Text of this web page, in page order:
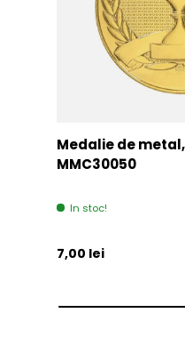
Medalie de
MMC30050
In stoc!
Pret initial
7,00 lei